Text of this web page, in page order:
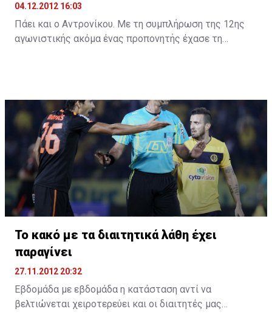
04.12.2012 16:03
Πάει και ο Αντρονίκου. Με τη συμπλήρωση της 12ης
αγωνιστικής ακόμα ένας προπονητής έχασε τη
Το κακό με τα διαιτητικά λάθη έχει
παραγίνει
27.11.2012 20:32
Εβδομάδα με εβδομάδα η κατάσταση αντί να
βελτιώνεται χειροτερεύει και οι διαιτητές μας